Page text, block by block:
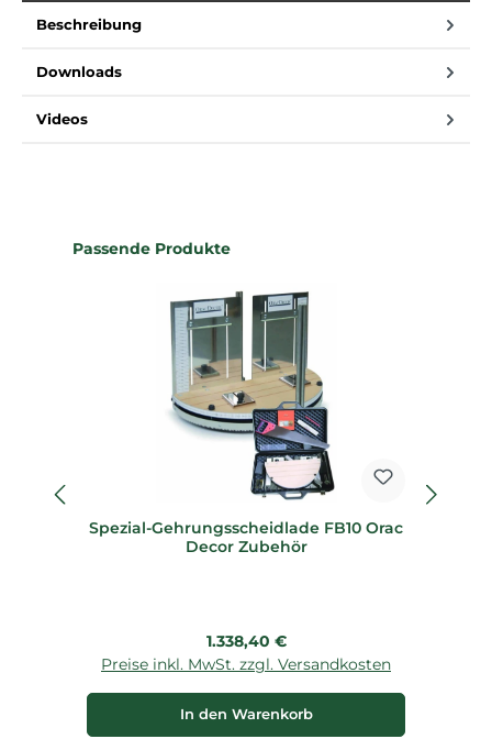
Beschreibung
Downloads
Videos
Produktgalerie überspringen
Passende Produkte
Spezial-Gehrungsscheidlade FB10 Orac
Decor Zubehör
Regulärer Preis:
1.338,40 €
Preise inkl. MwSt. zzgl. Versandkosten
In den Warenkorb